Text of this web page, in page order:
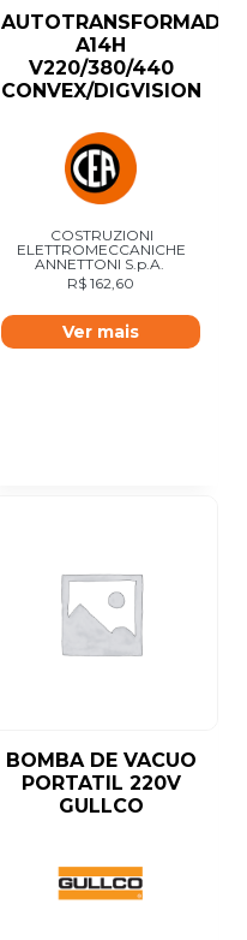
A14H
V220/380/440
CONVEX/DIGVISION
COSTRUZIONI
ELETTROMECCANICHE
ANNETTONI S.p.A.
R$ 162,60
Ver mais
BOMBA DE VACUO
PORTATIL 220V
GULLCO